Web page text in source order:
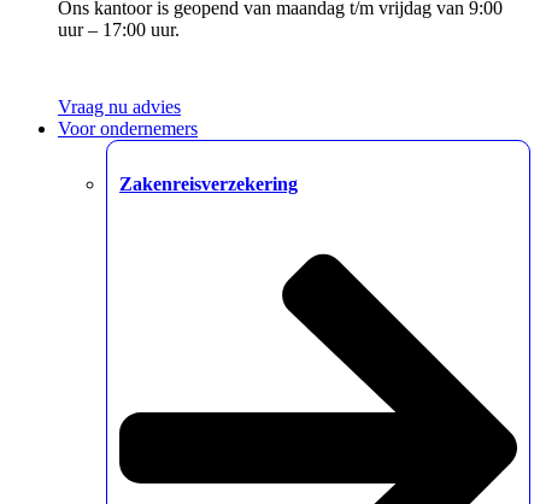
Ons kantoor is geopend van maandag t/m vrijdag van 9:00
uur – 17:00 uur.
Vraag nu advies
Voor ondernemers
Zakenreisverzekering